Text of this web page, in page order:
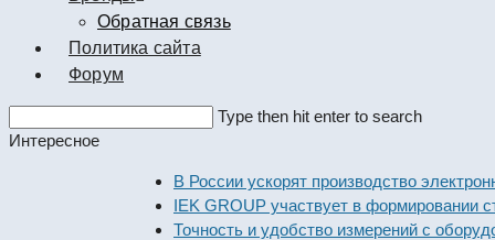
Обратная связь
Политика сайта
Форум
this
Type then hit enter to search
Интересное
В России ускорят производство
IEK GROUP участвует в формировании
Точность и удобство измерений с